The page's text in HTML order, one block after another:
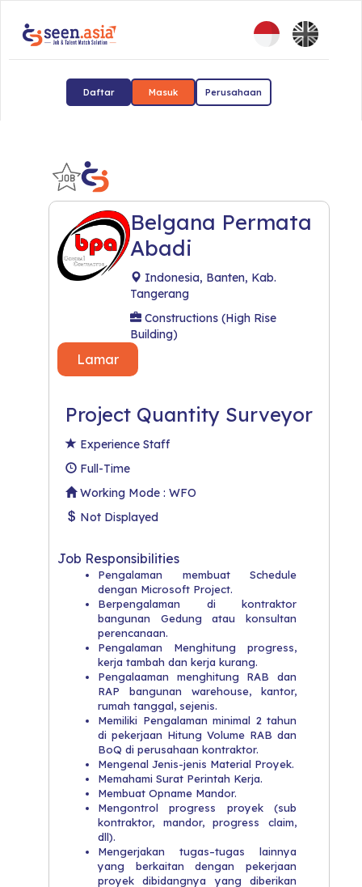
Daftar Masuk Perusahaan
Belgana Permata
Abadi
Indonesia, Banten, Kab.
Tangerang
Constructions (High Rise
Building)
Lamar
Project Quantity Surveyor
Experience Staff
Full-Time
Working Mode : WFO
Not Displayed
Job Responsibilities
Pengalaman membuat Schedule
dengan Microsoft Project.
Berpengalaman di kontraktor
bangunan Gedung atau konsultan
perencanaan.
Pengalaman Menghitung progress,
kerja tambah dan kerja kurang.
Pengalaaman menghitung RAB dan
RAP bangunan warehouse, kantor,
rumah tanggal, sejenis.
Memiliki Pengalaman minimal 2 tahun
di pekerjaan Hitung Volume RAB dan
BoQ di perusahaan kontraktor.
Mengenal Jenis-jenis Material Proyek.
Memahami Surat Perintah Kerja.
Membuat Opname Mandor.
Mengontrol progress proyek (sub
kontraktor, mandor, progress claim,
dll).
Mengerjakan tugas–tugas lainnya
yang berkaitan dengan pekerjaan
proyek dibidangnya yang diberikan